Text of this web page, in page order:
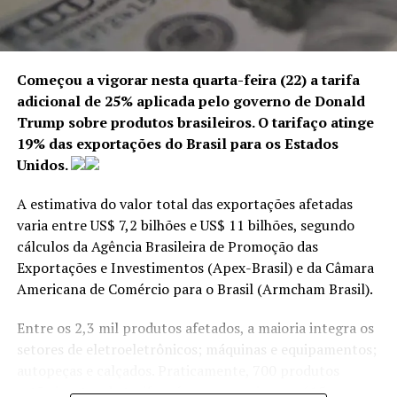
a eficiência, resultando
também em taxas de
crédito mais baixas.”
O relatório destaca que o sistema de pagamentos
instantâneos acelerou a transformação digital do
bancos digitais.
ANÚNCIO
Começou a vigorar nesta quarta-feira (22) a tarifa
adicional de 25% aplicada pelo governo de Donald
Trump sobre produtos brasileiros. O tarifaço atinge
19% das exportações do Brasil para os Estados
Unidos.
A estimativa do valor total das exportações afetadas
varia entre US$ 7,2 bilhões e US$ 11 bilhões, segundo
cálculos da Agência Brasileira de Promoção das
Exportações e Investimentos (Apex-Brasil) e da Câmara
Americana de Comércio para o Brasil (Armcham Brasil).
Entre os 2,3 mil produtos afetados, a maioria integra os
setores de eletroeletrônicos; máquinas e equipamentos;
estão isentos da tarifa, número superior aos 615